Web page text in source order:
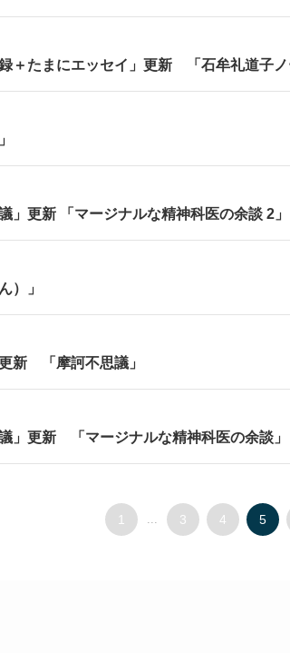
＋たまにエッセイ」更新 「石牟礼道子ノ
」更新 「マージナルな精神科医の余談 2」
）」
新 「摩訶不思議」
」更新 「マージナルな精神科医の余談」
1 ... 3 4 5